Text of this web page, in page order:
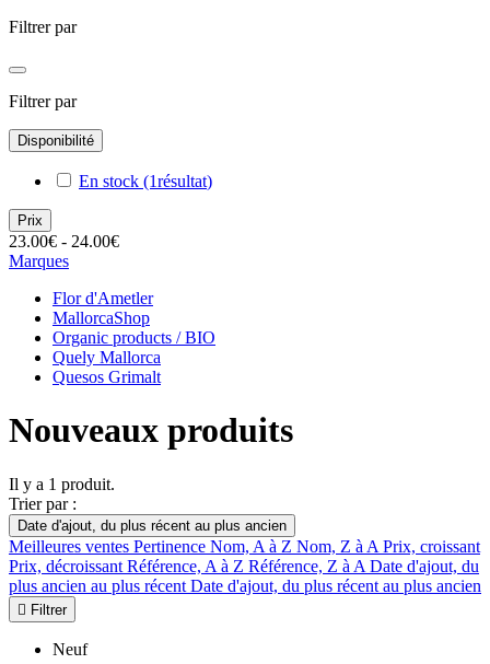
Filtrer par
Filtrer par
Disponibilité
En stock (1résultat)
Prix
23.00€ - 24.00€
Marques
Flor d'Ametler
MallorcaShop
Organic products / BIO
Quely Mallorca
Quesos Grimalt
Nouveaux produits
Il y a 1 produit.
Trier par :
Date d'ajout, du plus récent au plus ancien
Meilleures ventes Pertinence Nom, A à Z Nom, Z à A Prix, croissant
Prix, décroissant Référence, A à Z Référence, Z à A Date d'ajout, du
plus ancien au plus récent Date d'ajout, du plus récent au plus ancien
 Filtrer
Neuf